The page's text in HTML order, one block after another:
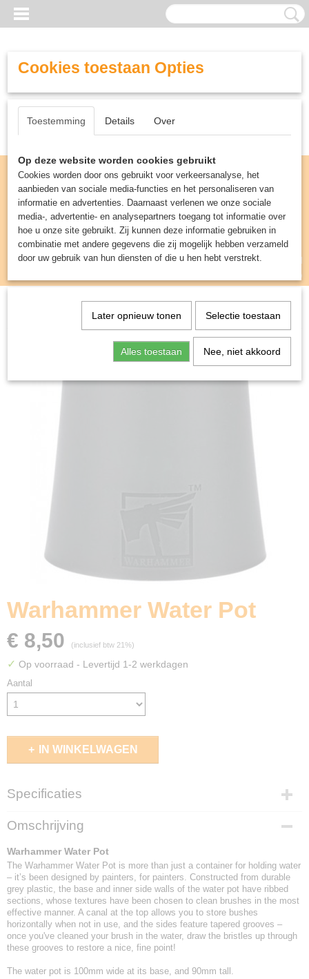
Inloggen Registreren
UW WINKELWAGEN
(0)
Miniature Gaming>Warhammer Water Pot
Warhammer Water Pot
€ 8,50 (inclusief btw 21%)
✓ Op voorraad - Levertijd 1-2 werkdagen
Aantal
IN WINKELWAGEN
Specificaties
EAN code
5011921244942
Omschrijving
Warhammer Water Pot
The Warhammer Water Pot is more than just a container for holding water
– it’s been designed by painters, for painters. Constructed from durable
grey plastic, the base and inner side walls of the water pot have ribbed
sections, whose textures have been chosen to clean brushes in the most
effective manner. A canal at the top allows you to store bushes
horizontally when not in use, and the sides feature tapered grooves –
once you've cleaned your brush in the water, draw the bristles up through
these grooves to restore a nice, fine point!
The water pot is 100mm wide at its base, and 90mm tall.
Cookies toestaan Opties
Toestemming Details Over
Op deze website worden cookies gebruikt
Cookies worden door ons gebruikt voor verkeersanalyse, het
aanbieden van sociale media-functies en het personaliseren van
informatie en advertenties. Daarnaast verlenen we onze sociale
media-, advertentie- en analysepartners toegang tot informatie over
hoe u onze site gebruikt. Zij kunnen deze informatie gebruiken in
combinatie met andere gegevens die zij mogelijk hebben verzameld
door uw gebruik van hun diensten of die u hen hebt verstrekt.
Later opnieuw tonen Selectie toestaan
Alles toestaan Nee, niet akkoord